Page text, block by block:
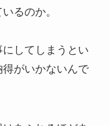
るのか。
してしまうとい
がいかないんで